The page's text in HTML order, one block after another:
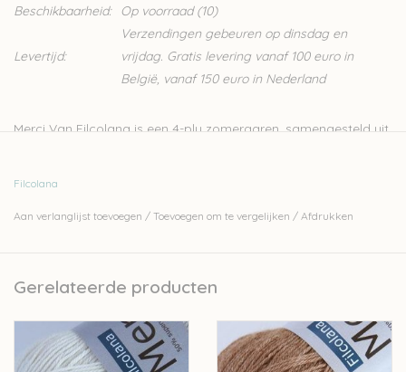
Beschikbaarheid: Op voorraad(10)
Levertijd:
Verzendingen gebeuren op dinsdag en
vrijdag. Gratis levering vanaf 100 euro in
België, vanaf 150 euro in Nederland
Merci Van Filcolana is een 4-ply zomergaren, samengesteld uit
Bij onze pakketten vind jeverschillende stuks
50% wol - 50% pima-katoen
50 gram - 200 meter
Filcolana
Aan verlanglijst toevoegen / Toevoegen om te vergelijken / Afdrukken
Gerelateerde producten